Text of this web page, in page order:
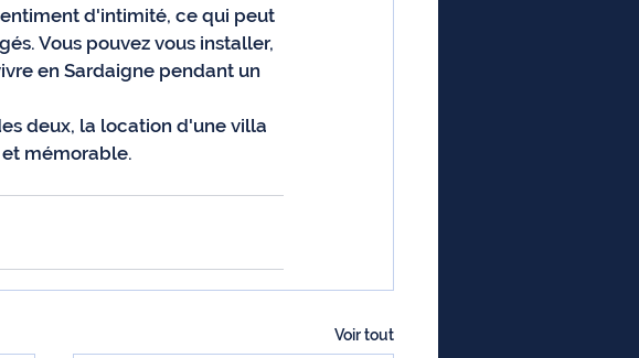
d'intimité, ce qui peut
Vous pouvez vous installer,
en Sardaigne pendant un
deux, la location d'une villa
mémorable.
Voir tout